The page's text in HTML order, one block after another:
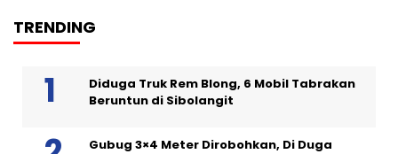
TRENDING
Diduga Truk Rem Blong, 6 Mobil Tabrakan
Beruntun di Sibolangit
Gubug 3×4 Meter Dirobohkan, Di Duga